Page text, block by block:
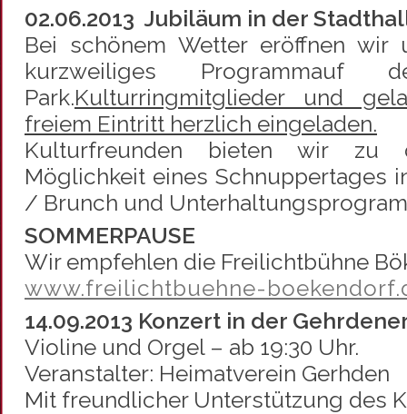
02.06.2013 Jubiläum in der
Bei schönem Wetter eröffnen wir
kurzweiliges Programmauf
Park.Kulturringmitglieder und
freiem Eintritt herzlich eingeladen.
Kulturfreunden bieten wir zu
Möglichkeit eines Schnuppertages
/ Brunch und
SOMMERPAUSE
Wir empfehlen die Freilichtbühne
www.freilichtbuehne-
14.09.2013 Konzert in der
Violine und Orgel – ab 19:30 Uhr.
Veranstalter: Heimatverein Gerhden
Mit freundlicher Unterstützung des